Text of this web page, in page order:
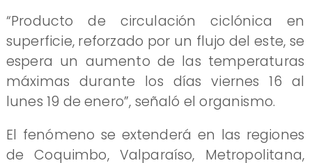
“Producto de circulación ciclónica en
superficie, reforzado por un flujo del este, se
espera un aumento de las temperaturas
máximas durante los días viernes 16 al
lunes 19 de enero”, señaló el organismo.
El fenómeno se extenderá en las regiones
de Coquimbo, Valparaíso, Metropolitana,